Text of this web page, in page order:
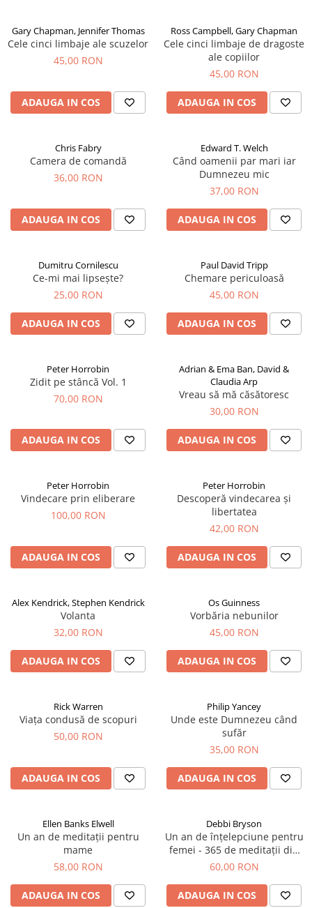
Gary Chapman, Jennifer Thomas
Cele cinci limbaje ale scuzelor
45,00 RON
ADAUGA IN COS
Ross Campbell, Gary Chapman
Cele cinci limbaje de dragoste
ale copiilor
45,00 RON
ADAUGA IN COS
Chris Fabry
Camera de comandă
36,00 RON
ADAUGA IN COS
Edward T. Welch
Când oamenii par mari iar
Dumnezeu mic
37,00 RON
ADAUGA IN COS
Dumitru Cornilescu
Ce-mi mai lipsește?
25,00 RON
ADAUGA IN COS
Paul David Tripp
Chemare periculoasă
45,00 RON
ADAUGA IN COS
Peter Horrobin
Zidit pe stâncă Vol. 1
70,00 RON
ADAUGA IN COS
Adrian & Ema Ban, David &
Claudia Arp
Vreau să mă căsătoresc
30,00 RON
ADAUGA IN COS
Peter Horrobin
Vindecare prin eliberare
100,00 RON
ADAUGA IN COS
Peter Horrobin
Descoperă vindecarea și
libertatea
42,00 RON
ADAUGA IN COS
Alex Kendrick, Stephen Kendrick
Volanta
32,00 RON
ADAUGA IN COS
Os Guinness
Vorbăria nebunilor
45,00 RON
ADAUGA IN COS
Rick Warren
Viața condusă de scopuri
50,00 RON
ADAUGA IN COS
Philip Yancey
Unde este Dumnezeu când
sufăr
35,00 RON
ADAUGA IN COS
Ellen Banks Elwell
Un an de meditații pentru
mame
58,00 RON
ADAUGA IN COS
Debbi Bryson
Un an de înțelepciune pentru
femei - 365 de meditații din
Proverbe
60,00 RON
ADAUGA IN COS